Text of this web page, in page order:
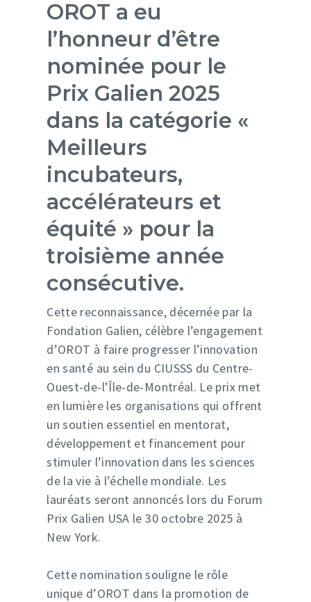
OROT a eu
l’honneur d’être
nominée pour le
Prix Galien 2025
dans la catégorie «
Meilleurs
incubateurs,
accélérateurs et
équité » pour la
troisième année
consécutive.
Cette reconnaissance, décernée par la
Fondation Galien, célèbre l’engagement
d’OROT à faire progresser l’innovation
en santé au sein du CIUSSS du Centre-
Ouest-de-l’Île-de-Montréal. Le prix met
en lumière les organisations qui offrent
un soutien essentiel en mentorat,
développement et financement pour
stimuler l’innovation dans les sciences
de la vie à l’échelle mondiale. Les
lauréats seront annoncés lors du Forum
Prix Galien USA le 30 octobre 2025 à
New York.
Cette nomination souligne le rôle
unique d’OROT dans la promotion de
Service offering
À propos
Ressources
Récits de
Partenaires